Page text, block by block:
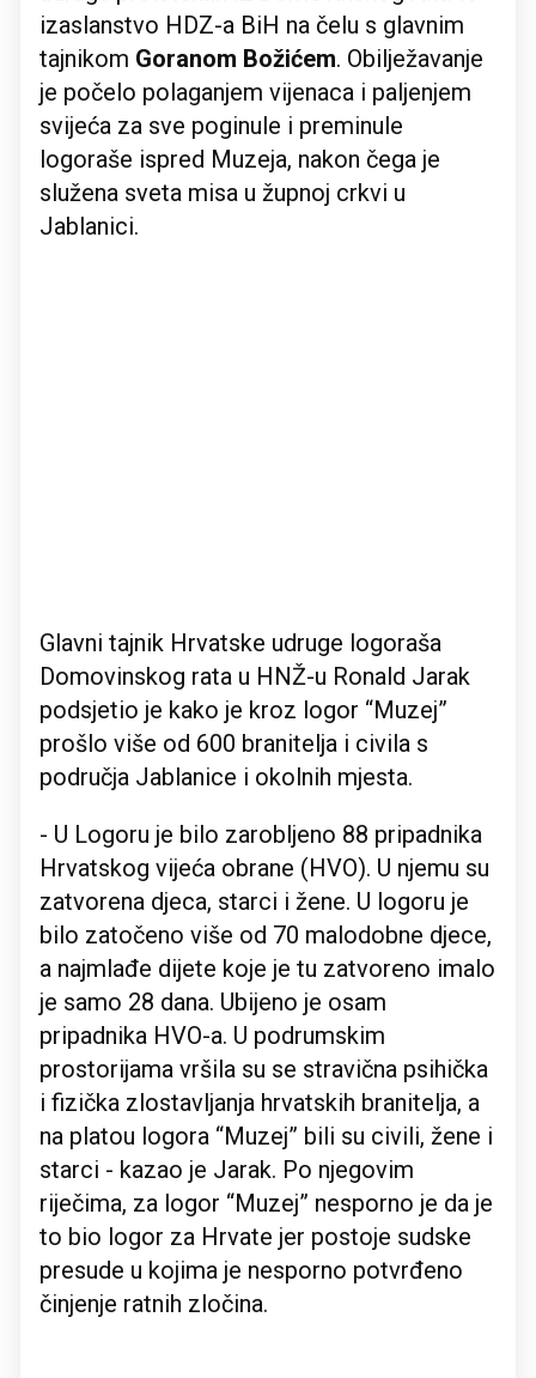
izaslanstvo HDZ-a BiH na čelu s glavnim
tajnikom Goranom Božićem. Obilježavanje
je počelo polaganjem vijenaca i paljenjem
svijeća za sve poginule i preminule
logoraše ispred Muzeja, nakon čega je
služena sveta misa u župnoj crkvi u
Jablanici.
Glavni tajnik Hrvatske udruge logoraša
Domovinskog rata u HNŽ-u Ronald Jarak
podsjetio je kako je kroz logor “Muzej”
prošlo više od 600 branitelja i civila s
područja Jablanice i okolnih mjesta.
- U Logoru je bilo zarobljeno 88 pripadnika
Hrvatskog vijeća obrane (HVO). U njemu su
zatvorena djeca, starci i žene. U logoru je
bilo zatočeno više od 70 malodobne djece,
a najmlađe dijete koje je tu zatvoreno imalo
je samo 28 dana. Ubijeno je osam
pripadnika HVO-a. U podrumskim
prostorijama vršila su se stravična psihička
i fizička zlostavljanja hrvatskih branitelja, a
na platou logora “Muzej” bili su civili, žene i
starci - kazao je Jarak. Po njegovim
riječima, za logor “Muzej” nesporno je da je
to bio logor za Hrvate jer postoje sudske
presude u kojima je nesporno potvrđeno
činjenje ratnih zločina.